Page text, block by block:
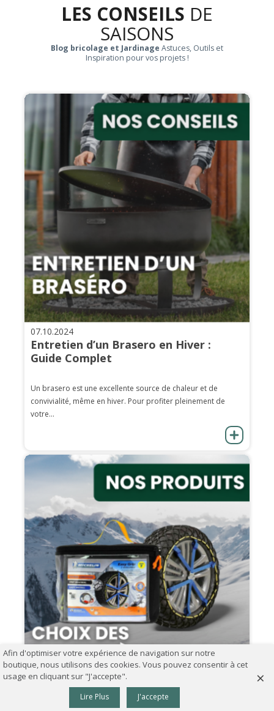
LES CONSEILS DE
SAISONS
Blog bricolage et Jardinage Astuces, Outils et
Inspiration pour vos projets !
07.10.2024
Entretien d’un Brasero en Hiver :
Guide Complet
Un brasero est une excellente source de chaleur et de
convivialité, même en hiver. Pour profiter pleinement de
votre...
Comment choisir ses chaînes à neige ?
0
Afin d'optimiser votre expérience de navigation sur notre
boutique, nous utilisons des cookies. Vous pouvez consentir à cet
usage en cliquant sur "J'accepte".
Lire Plus J'accepte
×